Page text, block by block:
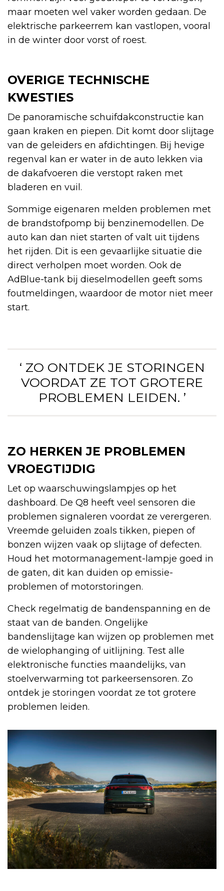
maar moeten wel vaker worden gedaan. De
elektrische parkeerrem kan vastlopen, vooral
in de winter door vorst of roest.
OVERIGE TECHNISCHE
KWESTIES
De panoramische schuifdakconstructie kan
gaan kraken en piepen. Dit komt door slijtage
van de geleiders en afdichtingen. Bij hevige
regenval kan er water in de auto lekken via
de dakafvoeren die verstopt raken met
bladeren en vuil.
Sommige eigenaren melden problemen met
de brandstofpomp bij benzinemodellen. De
auto kan dan niet starten of valt uit tijdens
het rijden. Dit is een gevaarlijke situatie die
direct verholpen moet worden. Ook de
AdBlue-tank bij dieselmodellen geeft soms
foutmeldingen, waardoor de motor niet meer
start.
‘ ZO ONTDEK JE STORINGEN
VOORDAT ZE TOT GROTERE
PROBLEMEN LEIDEN. ’
ZO HERKEN JE PROBLEMEN
VROEGTIJDIG
Let op waarschuwingslampjes op het
dashboard. De Q8 heeft veel sensoren die
problemen signaleren voordat ze verergeren.
Vreemde geluiden zoals tikken, piepen of
bonzen wijzen vaak op slijtage of defecten.
Houd het motormanagement-lampje goed in
de gaten, dit kan duiden op emissie-
problemen of motorstoringen.
Check regelmatig de bandenspanning en de
staat van de banden. Ongelijke
bandenslijtage kan wijzen op problemen met
de wielophanging of uitlijning. Test alle
elektronische functies maandelijks, van
stoelverwarming tot parkeersensoren. Zo
ontdek je storingen voordat ze tot grotere
problemen leiden.